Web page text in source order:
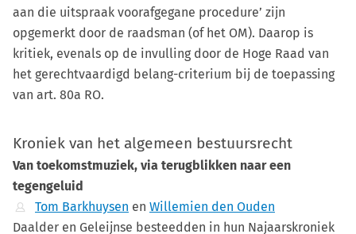
aan die uitspraak voorafgegane procedure’ zijn
opgemerkt door de raadsman (of het OM). Daarop is
kritiek, evenals op de invulling door de Hoge Raad van
het gerechtvaardigd belang-criterium bij de toepassing
van art. 80a RO.
Kroniek van het algemeen bestuursrecht
Van toekomstmuziek, via terugblikken naar een
tegengeluid
Tom Barkhuysen en Willemien den Ouden
Daalder en Geleijnse besteedden in hun Najaarskroniek